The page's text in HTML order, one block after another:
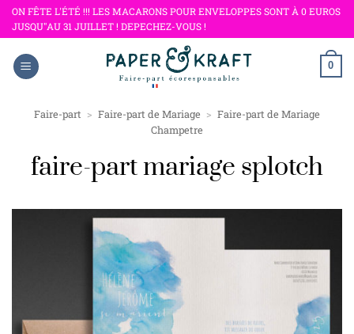
Passer
au
ON FÊTE L'ÉTÉ !!! LES MACARONS POUR ENVELOPPES SONT À 0 EUROS
JUSQU"AU 31 JUILLET ! DEPECHEZ-VOUS !
0
Faire-part > Faire-part de Mariage > Faire-part de Mariage
Champetre
faire-part mariage splotch